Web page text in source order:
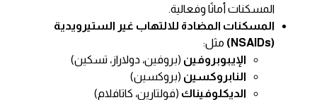
المسكنات أمانًا وفعالية.
المسكنات المضادة للالتهاب غير الستيرويدية
(NSAIDs)
مثل:
الإيبوبروفين (بروفين، دولاراز، تسكين)
النابروكسين (بروكسين)
الديكلوفيناك (فولتارين، كاتافلام)